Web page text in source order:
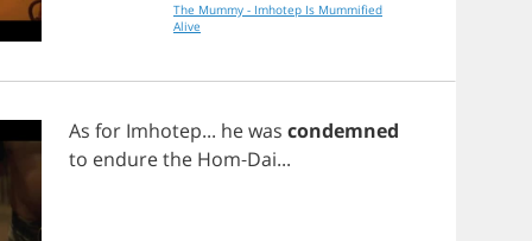
The Mummy - Imhotep Is Mummified
Alive
As for Imhotep... hewas condemned
to endurethe Hom-Dai...